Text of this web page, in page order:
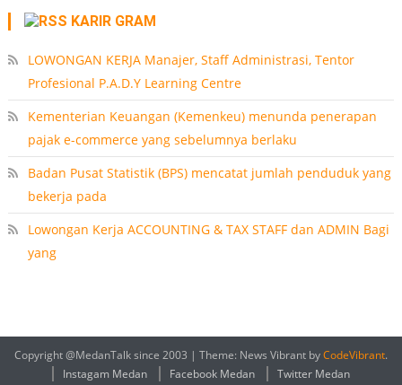
KARIR GRAM
LOWONGAN KERJA Manajer, Staff Administrasi, Tentor
Profesional P.A.D.Y Learning Centre
Kementerian Keuangan (Kemenkeu) menunda penerapan
pajak e-commerce yang sebelumnya berlaku
Badan Pusat Statistik (BPS) mencatat jumlah penduduk yang
bekerja pada
Lowongan Kerja ACCOUNTING & TAX STAFF dan ADMIN Bagi
yang
Copyright @MedanTalk since 2003 | Theme: News Vibrant byCodeVibrant.
Instagam Medan
Facebook Medan Twitter Medan